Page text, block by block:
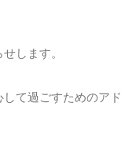
します。
て過ごすためのア